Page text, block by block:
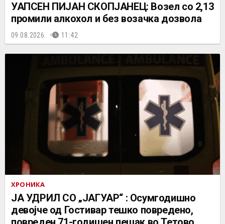
УАПСЕН ПИЈАН СКОПЈАНЕЦ: Возел со 2,13
промили алкохол и без возачка дозвола
09.08.2026. 11:42
ХРОНИКА
ЈА УДРИЛ СО „ЈАГУАР“ : Осумгодишно
девојче од Гостивар тешко повредено,